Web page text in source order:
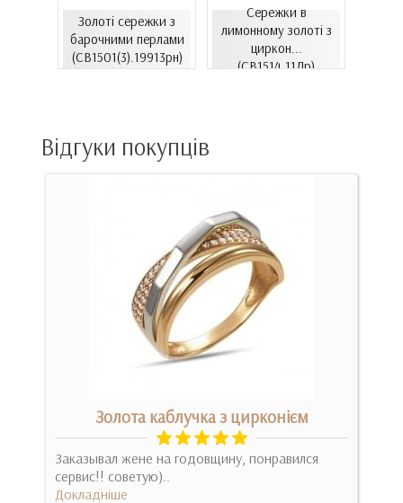
Золоті сережки з
барочними перлами
(СВ1501(3).19913рн)
Сережки в
лимонному золоті з
циркон...
(СВ1514.11Лр)
Відгуки покупців
Золота каблучка з цирконієм
Заказывал жене на годовщину, понравился
сервис!! советую)..
Докладніше